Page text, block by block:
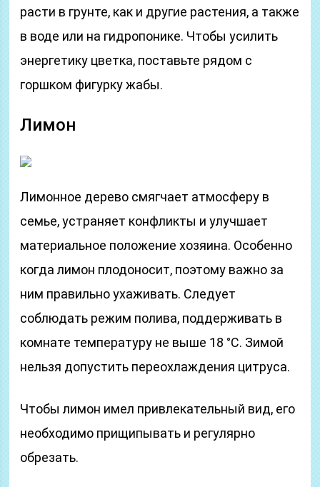
расти в грунте, как и другие растения, а также
в воде или на гидропонике. Чтобы усилить
энергетику цветка, поставьте рядом с
горшком фигурку жабы.
Лимон
Лимонное дерево смягчает атмосферу в
семье, устраняет конфликты и улучшает
материальное положение хозяина. Особенно
когда лимон плодоносит, поэтому важно за
ним правильно ухаживать. Следует
соблюдать режим полива, поддерживать в
комнате температуру не выше 18 °С. Зимой
нельзя допустить переохлаждения цитруса.
Чтобы лимон имел привлекательный вид, его
необходимо прищипывать и регулярно
обрезать.